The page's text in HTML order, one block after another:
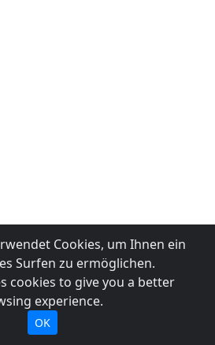
Cookies, um Ihnen ein
Surfen zu ermöglichen.
cookies to give you a better
experience.
OK